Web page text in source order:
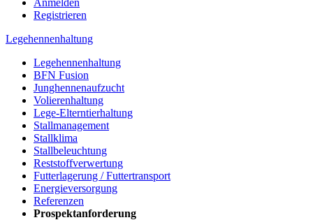
Registrieren
Legehennenhaltung
Legehennenhaltung
BFN Fusion
Junghennenaufzucht
Volierenhaltung
Lege-Elterntierhaltung
Stallmanagement
Stallklima
Stallbeleuchtung
Reststoffverwertung
Futterlagerung / Futtertransport
Energieversorgung
Referenzen
Prospektanforderung